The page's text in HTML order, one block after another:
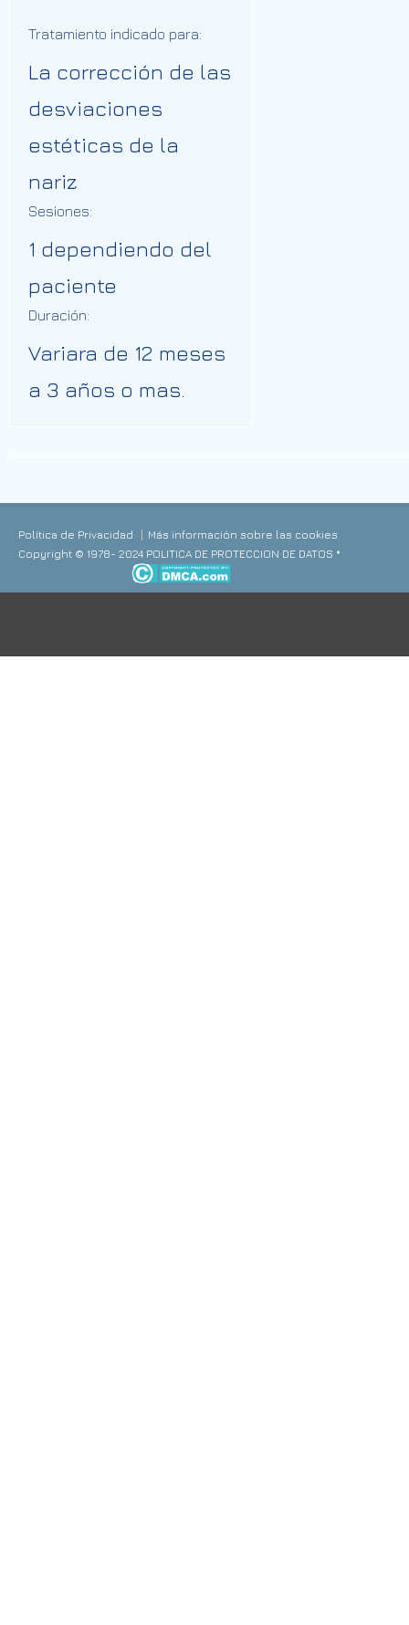
Tratamiento indicado para:
La corrección de las
desviaciones
estéticas de la
nariz
Sesiones:
1 dependiendo del
paciente
Duración:
Variara de 12 meses
a 3 años o mas.
Política de Privacidad
Más información sobre las cookies
Copyright © 1978- 2024 POLITICA DE PROTECCION DE DATOS *